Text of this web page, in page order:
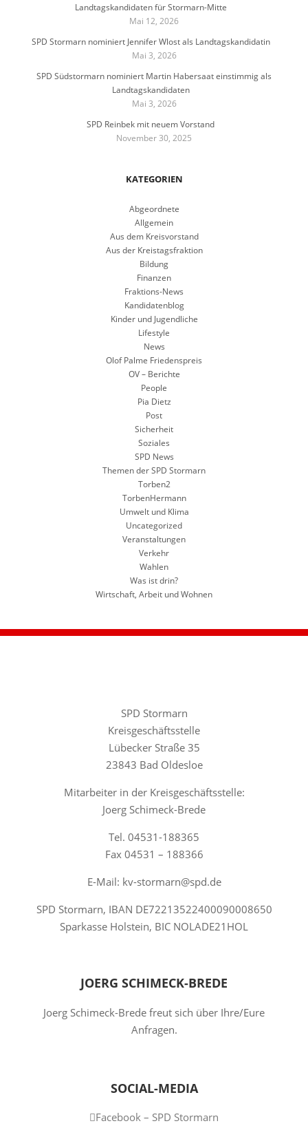
Landtagskandidaten für Stormarn-Mitte
Mai 12, 2026
SPD Stormarn nominiert Jennifer Wlost als Landtagskandidatin
Mai 3, 2026
SPD Südstormarn nominiert Martin Habersaat einstimmig als
Landtagskandidaten
Mai 3, 2026
SPD Reinbek mit neuem Vorstand
November 30, 2025
KATEGORIEN
Abgeordnete
Allgemein
Aus dem Kreisvorstand
Aus der Kreistagsfraktion
Bildung
Finanzen
Fraktions-News
Kandidatenblog
Kinder und Jugendliche
Lifestyle
News
Olof Palme Friedenspreis
OV – Berichte
People
Pia Dietz
Post
Sicherheit
Soziales
SPD News
Themen der SPD Stormarn
Torben2
TorbenHermann
Umwelt und Klima
Uncategorized
Veranstaltungen
Verkehr
Wahlen
Was ist drin?
Wirtschaft, Arbeit und Wohnen
SPD Stormarn
Kreisgeschäftsstelle
Lübecker Straße 35
23843 Bad Oldesloe
Mitarbeiter in der Kreisgeschäftsstelle:
Joerg Schimeck-Brede
Tel. 04531-188365
Fax 04531 – 188366
E-Mail: kv-stormarn@spd.de
SPD Stormarn, IBAN DE72213522400090008650
Sparkasse Holstein, BIC NOLADE21HOL
JOERG SCHIMECK-BREDE
Joerg Schimeck-Brede freut sich über Ihre/Eure
Anfragen.
SOCIAL-MEDIA
Facebook – SPD Stormarn